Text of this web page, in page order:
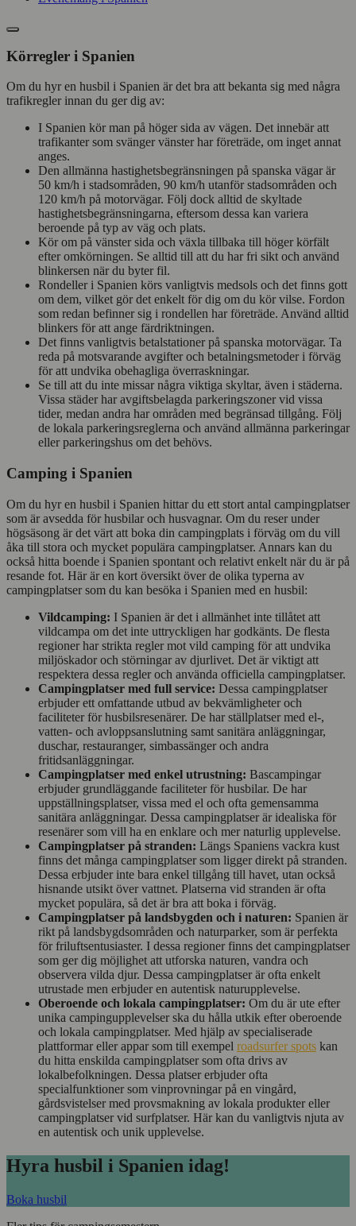
Körregler i Spanien
Om du hyr en husbil i Spanien är det bra att bekanta sig med några
trafikregler innan du ger dig av:
I Spanien kör man på höger sida av vägen. Det innebär att
trafikanter som svänger vänster har företräde, om inget annat
anges.
Den allmänna hastighetsbegränsningen på spanska vägar är
50 km/h i stadsområden, 90 km/h utanför stadsområden och
120 km/h på motorvägar. Följ dock alltid de skyltade
hastighetsbegränsningarna, eftersom dessa kan variera
beroende på typ av väg och plats.
Kör om på vänster sida och växla tillbaka till höger körfält
efter omkörningen. Se alltid till att du har fri sikt och använd
blinkersen när du byter fil.
Rondeller i Spanien körs vanligtvis medsols och det finns gott
om dem, vilket gör det enkelt för dig om du kör vilse. Fordon
som redan befinner sig i rondellen har företräde. Använd alltid
blinkers för att ange färdriktningen.
Det finns vanligtvis betalstationer på spanska motorvägar. Ta
reda på motsvarande avgifter och betalningsmetoder i förväg
för att undvika obehagliga överraskningar.
Se till att du inte missar några viktiga skyltar, även i städerna.
Vissa städer har avgiftsbelagda parkeringszoner vid vissa
tider, medan andra har områden med begränsad tillgång. Följ
de lokala parkeringsreglerna och använd allmänna parkeringar
eller parkeringshus om det behövs.
Camping i Spanien
Om du hyr en husbil i Spanien hittar du ett stort antal campingplatser
som är avsedda för husbilar och husvagnar. Om du reser under
högsäsong är det värt att boka din campingplats i förväg om du vill
åka till stora och mycket populära campingplatser. Annars kan du
också hitta boende i Spanien spontant och relativt enkelt när du är på
resande fot. Här är en kort översikt över de olika typerna av
campingplatser som du kan besöka i Spanien med en husbil:
Vildcamping: I Spanien är det i allmänhet inte tillåtet att
vildcampa om det inte uttryckligen har godkänts. De flesta
regioner har strikta regler mot vild camping för att undvika
miljöskador och störningar av djurlivet. Det är viktigt att
respektera dessa regler och använda officiella campingplatser.
Campingplatser med full service: Dessa campingplatser
erbjuder ett omfattande utbud av bekvämligheter och
faciliteter för husbilsresenärer. De har ställplatser med el-,
vatten- och avloppsanslutning samt sanitära anläggningar,
duschar, restauranger, simbassänger och andra
fritidsanläggningar.
Campingplatser med enkel utrustning: Bascampingar
erbjuder grundläggande faciliteter för husbilar. De har
uppställningsplatser, vissa med el och ofta gemensamma
sanitära anläggningar. Dessa campingplatser är idealiska för
resenärer som vill ha en enklare och mer naturlig upplevelse.
Campingplatser på stranden: Längs Spaniens vackra kust
finns det många campingplatser som ligger direkt på stranden.
Dessa erbjuder inte bara enkel tillgång till havet, utan också
hisnande utsikt över vattnet. Platserna vid stranden är ofta
mycket populära, så det är bra att boka i förväg.
Campingplatser på landsbygden och i naturen: Spanien är
rikt på landsbygdsområden och naturparker, som är perfekta
för friluftsentusiaster. I dessa regioner finns det campingplatser
som ger dig möjlighet att utforska naturen, vandra och
observera vilda djur. Dessa campingplatser är ofta enkelt
utrustade men erbjuder en autentisk naturupplevelse.
Oberoende och lokala campingplatser: Om du är ute efter
unika campingupplevelser ska du hålla utkik efter oberoende
och lokala campingplatser. Med hjälp av specialiserade
plattformar eller appar som till exempel roadsurfer spots kan
du hitta enskilda campingplatser som ofta drivs av
lokalbefolkningen. Dessa platser erbjuder ofta
specialfunktioner som vinprovningar på en vingård,
gårdsvistelser med provsmakning av lokala produkter eller
campingplatser vid surfplatser. Här kan du vanligtvis njuta av
en autentisk och unik upplevelse.
Hyra husbil i Spanien idag!
Boka husbil